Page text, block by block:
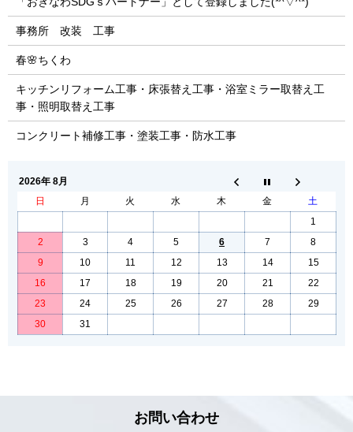
事務所 改装 工事
春🌸ちくわ
キッチンリフォーム工事・床張替え工事・浴室ミラー取替え工
事・照明取替え工事
コンクリート補修工事・塗装工事・防水工事
2026年 8月
日
月 火 水 木 金
土
1
2
3 4 5 6 7
8
9
10 11 12 13 14
15
16
17 18 19 20 21
22
23
24 25 26 27 28
29
30
31
お問い合わせ